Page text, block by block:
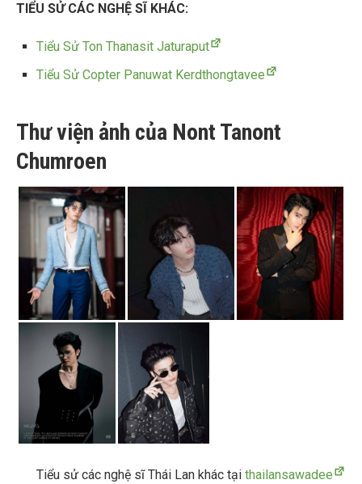
TIỂU SỬ CÁC NGHỆ SĨ KHÁC:
Tiểu Sử Ton Thanasit Jaturaput
Tiểu Sử Copter Panuwat Kerdthongtavee
Thư viện ảnh của Nont Tanont
Chumroen
Tiểu sử các nghệ sĩ Thái Lan khác tại thailansawadee